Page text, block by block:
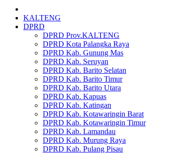
KALTENG
DPRD
DPRD Prov.KALTENG
DPRD Kota Palangka Raya
DPRD Kab. Gunung Mas
DPRD Kab. Seruyan
DPRD Kab. Barito Selatan
DPRD Kab. Barito Timur
DPRD Kab. Barito Utara
DPRD Kab. Kapuas
DPRD Kab. Katingan
DPRD Kab. Kotawaringin Barat
DPRD Kab. Kotawaringin Timur
DPRD Kab. Lamandau
DPRD Kab. Murung Raya
DPRD Kab. Pulang Pisau